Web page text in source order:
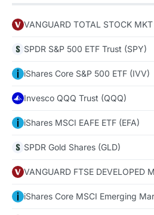
VANGUARD TOTAL STOCK
SPDR S&P 500 ETF Trust (SPY)
iShares Core S&P 500 ETF (IVV)
Invesco QQQ Trust (QQQ)
iShares MSCI EAFE ETF (EFA)
SPDR Gold Shares (GLD)
VANGUARD FTSE DEVELOPED
iShares Core MSCI Emerging